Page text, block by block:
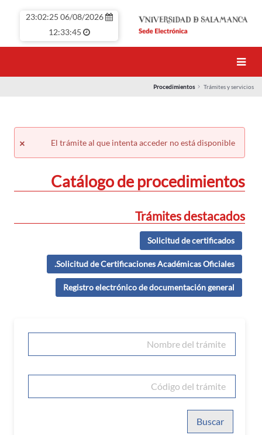
06/08/2026 23:02:25
12:33:45
Trámites y servicios
Procedimientos
×
Close El trámite al que intenta acceder no está disponible
Catálogo de procedimientos
Trámites destacados
Solicitud de certificados
Solicitud de Certificaciones Académicas Oficiales.
Registro electrónico de documentación general
Buscar